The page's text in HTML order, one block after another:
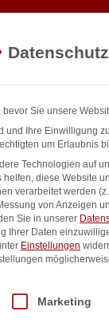
€ exkl. MwSt.
Sie unsere
und Ihre Einwilligung
um Erlaubnis
Technologien auf
diese Website
verarbeitet werden
von Anzeigen
Sie in unserer
Ihrer Daten
Einstellungen
Gruppen, für
Marketing